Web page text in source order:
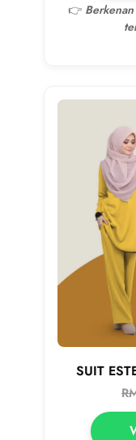
👉
SUIT